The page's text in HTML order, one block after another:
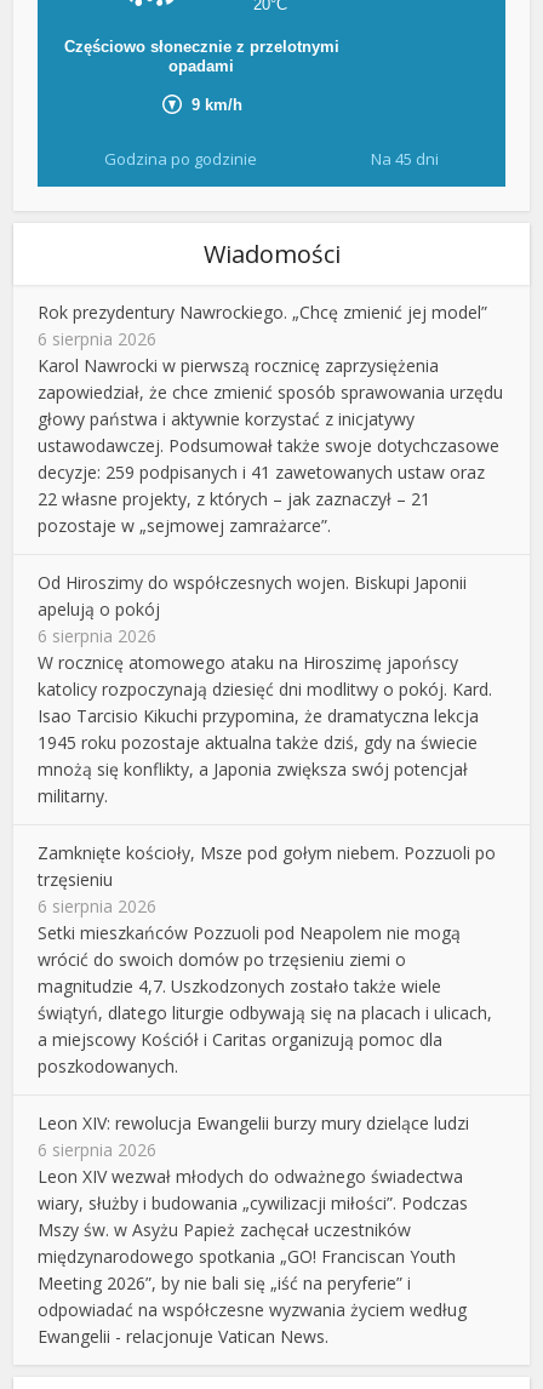
Godzina po godzinie Na 45 dni
Wiadomości
Rok prezydentury Nawrockiego. „Chcę zmienić jej model”
6 sierpnia 2026
Karol Nawrocki w pierwszą rocznicę zaprzysiężenia
zapowiedział, że chce zmienić sposób sprawowania urzędu
głowy państwa i aktywnie korzystać z inicjatywy
ustawodawczej. Podsumował także swoje dotychczasowe
decyzje: 259 podpisanych i 41 zawetowanych ustaw oraz
22 własne projekty, z których – jak zaznaczył – 21
pozostaje w „sejmowej zamrażarce”.
Od Hiroszimy do współczesnych wojen. Biskupi Japonii
apelują o pokój
6 sierpnia 2026
W rocznicę atomowego ataku na Hiroszimę japońscy
katolicy rozpoczynają dziesięć dni modlitwy o pokój. Kard.
Isao Tarcisio Kikuchi przypomina, że dramatyczna lekcja
1945 roku pozostaje aktualna także dziś, gdy na świecie
mnożą się konflikty, a Japonia zwiększa swój potencjał
militarny.
Zamknięte kościoły, Msze pod gołym niebem. Pozzuoli po
trzęsieniu
6 sierpnia 2026
Setki mieszkańców Pozzuoli pod Neapolem nie mogą
wrócić do swoich domów po trzęsieniu ziemi o
magnitudzie 4,7. Uszkodzonych zostało także wiele
świątyń, dlatego liturgie odbywają się na placach i ulicach,
a miejscowy Kościół i Caritas organizują pomoc dla
poszkodowanych.
Leon XIV: rewolucja Ewangelii burzy mury dzielące ludzi
6 sierpnia 2026
Leon XIV wezwał młodych do odważnego świadectwa
wiary, służby i budowania „cywilizacji miłości”. Podczas
Mszy św. w Asyżu Papież zachęcał uczestników
międzynarodowego spotkania „GO! Franciscan Youth
Meeting 2026”, by nie bali się „iść na peryferie” i
odpowiadać na współczesne wyzwania życiem według
Ewangelii - relacjonuje Vatican News.